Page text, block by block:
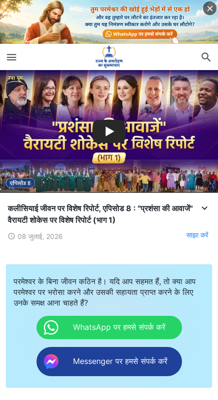
कलीसियाई जीवन पर विशेष रिपोर्ट, एपिसोड 8 : "प्रशंसा की आवाजें"
वैरायटी शोकेस पर विशेष रिपोर्ट (भाग 1)
08 जुलाई, 2026 साझा करें
परमेश्वर के बिना जीवन कठिन है। यदि आप सहमत हैं, तो क्या आप
परमेश्वर पर भरोसा करने और उसकी सहायता प्राप्त करने के लिए
उनके समक्ष आना चाहते हैं?
WhatsApp पर हमसे संपर्क करें
Messenger पर हमसे संपर्क करें